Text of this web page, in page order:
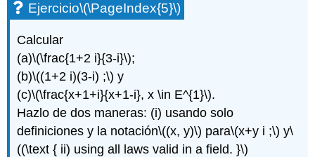
Ejercicio\(\PageIndex{5}\)
Calcular
(a)\(\frac{1+2 i}{3-i}\);
(b)\((1+2 i)(3-i) ;\) y
(c)\(\frac{x+1+i}{x+1-i}, x \in E^{1}\).
Hazlo de dos maneras: (i) usando solo
definiciones y la notación\((x, y)\) para\(x+y i ;\) y\
((\text { ii) using all laws valid in a field. }\)